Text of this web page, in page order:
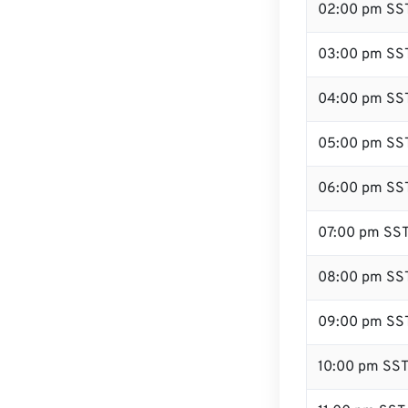
02:00 pm
03:00 pm
04:00 pm
05:00 pm
06:00 pm
07:00 pm
08:00 pm
09:00 pm
10:00 pm SST